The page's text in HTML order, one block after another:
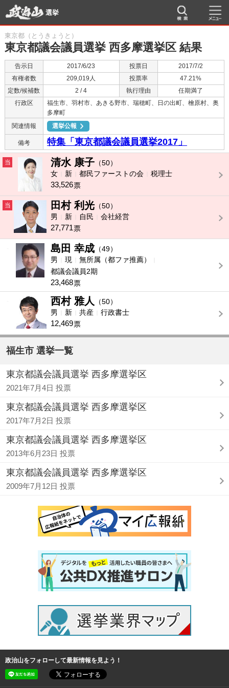
選挙
東京都（とうきょうと）
東京都議会議員選挙 西多摩選挙区 結果
告示日 2017/6/23 投票日
2017/7/2
有権者数
209,019人 投票率
47.21%
定数/候補数
2 / 4 執行理由
任期満了
行政区
福生市、羽村市、あきる野市、瑞穂町、日の出町、檜原村、奥
多摩町
関連情報
選挙公報
備考 特集「東京都議会議員選挙2017」
当 清水 康子 （50）
女
新 都民ファーストの会 税理士
33,526票
当 田村 利光 （50）
男
新 自民 会社経営
27,771票
島田 幸成 （49）
男
現
無所属（都ファ推薦）
都議会議員2期
23,468票
西村 雅人
（50）
男
新 共産 行政書士
12,469票
福生市 選挙一覧
東京都議会議員選挙 西多摩選挙区
2021年7月4日 投票
東京都議会議員選挙 西多摩選挙区
2017年7月2日 投票
東京都議会議員選挙 西多摩選挙区
2013年6月23日 投票
東京都議会議員選挙 西多摩選挙区
2009年7月12日 投票
政治山をフォローして最新情報を見よう！